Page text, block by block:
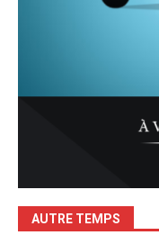
AUTRE TEMPS